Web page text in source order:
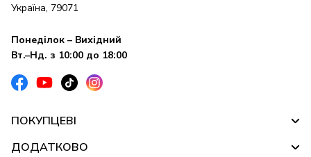
Україна, 79071
Понеділок – Вихідний
Вт.–Нд. з 10:00 до 18:00
ПОКУПЦЕВІ
ДОДАТКОВО